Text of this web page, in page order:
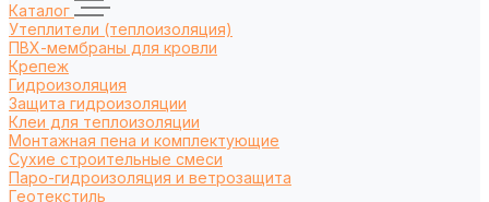
Каталог
Утеплители (теплоизоляция)
ПВХ-мембраны для кровли
Крепеж
Гидроизоляция
Защита гидроизоляции
Клеи для теплоизоляции
Монтажная пена и комплектующие
Сухие строительные смеси
Паро-гидроизоляция и ветрозащита
Геотекстиль